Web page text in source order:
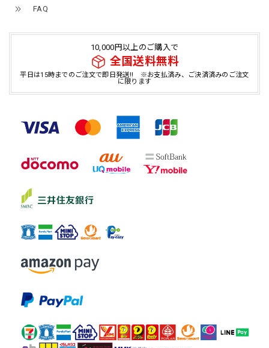
FAQ
10,000円以上のご購入で
全国送料無料
平日は15時までのご注文で即日発送!! ※お支払済み、ご決済済みのご注文
に限ります